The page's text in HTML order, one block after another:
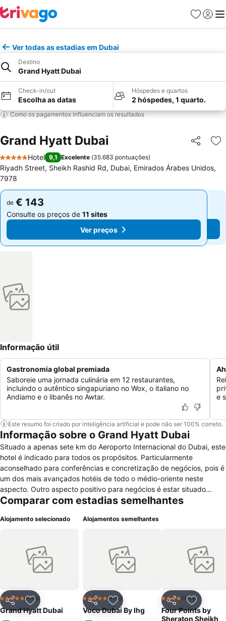
Favoritos
Iniciar
Ver todas as estadias em Dubai
Destino
Grand Hyatt Dubai
Check-in/out
Escolha as datas
Hóspedes e quartos
2 hóspedes, 1 quarto.
Como os pagamentos influenciam os resultados
Grand Hyatt Dubai Partilhar
5 Estrelas
Hotel 9,1 Excelente (35.683 pontuações)
Riyadh Street, Sheikh Rashid Rd, Dubai, Emirados Árabes Unidos,
7978
de € 143
Consulte os preços de 11 sites
Ver preços
de € 143
Consulte os preços de 11 sites
Ver preços
Informação útil
Gastronomia global premiada
Saboreie uma jornada culinária em 12 restaurantes,
incluindo o autêntico singapuriano no Wox, o italiano no
Andiamo e o libanês no Awtar.
e
Este resumo foi criado por inteligência artificial e pode não ser 100% correto.
Informação sobre o Grand Hyatt Dubai
Situado a apenas sete km do Aeroporto Internacional do Dubai, este
hotel é indicado para todos os propósitos. Particularmente
aconselhado para conferências e concretização de negócios, pois é
um dos mais avançados hotéis de todo o médio-oriente neste
aspecto. Outro aspecto positivo para negócios é estar situado
extremamente perto do districto financeiro do Dubai.Mas não pense
contrário, também é ideal para ficar hospedado nas suas férias,
luxuosas suites e quartos, também completos apartamento.Possui
ainda um excelente centro de bem-estar, com um spa com imensos
tratamentos para relaxar, ginásio, courts de ténis e muitos mais.Mas
maravilhosos jardins exteriores, com piscinas, muitas
palmeiras.Possui também variadíssimos restaurantes, cafés, bares.
Comparar com estadias semelhantes
Alojamento selecionado
PartilharAdicionar aos favoritos
5 EstrelasHotel
Grand Hyatt Dubai
Alojamentos semelhantes
PartilharAdicionar aos favoritos
5 EstrelasHotel
Voco Dubai By Ihg
Partilhar
4 EstrelasHotel
Four Points by
Sheraton Sheikh